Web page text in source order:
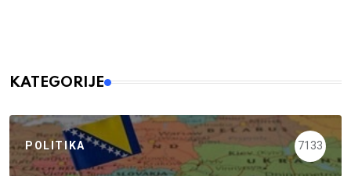
KATEGORIJE
POLITIKA 7133